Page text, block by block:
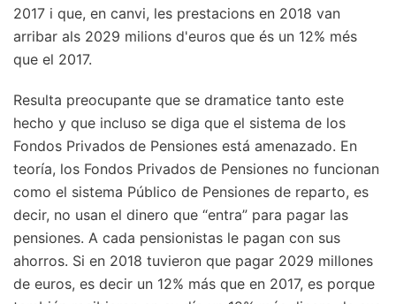
2017 i que, en canvi, les prestacions en 2018 van
arribar als 2029 milions d'euros que és un 12% més
que el 2017.
Resulta preocupante que se dramatice tanto este
hecho y que incluso se diga que el sistema de los
Fondos Privados de Pensiones está amenazado. En
teoría, los Fondos Privados de Pensiones no funcionan
como el sistema Público de Pensiones de reparto, es
decir, no usan el dinero que “entra” para pagar las
pensiones. A cada pensionistas le pagan con sus
ahorros. Si en 2018 tuvieron que pagar 2029 millones
de euros, es decir un 12% más que en 2017, es porque